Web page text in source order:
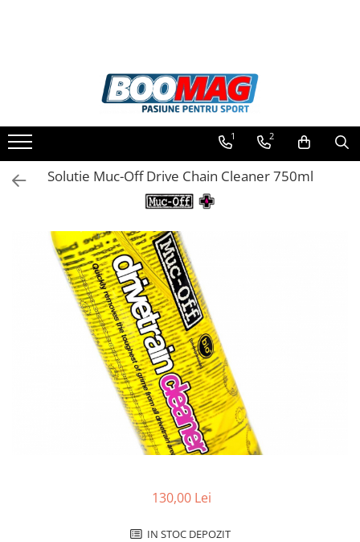
Biciclete copii
Biciclete dama
Biciclete mountain bike (MTB)
Biciclete de oras
Biciclete pliabile
Biciclete de trekking
Scaun bicicleta copii
1 2
Solutie Muc-Off Drive Chain Cleaner 750ml
130,00 Lei
IN STOC DEPOZIT